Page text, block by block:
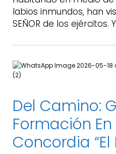
labios inmundos, han
SEÑOR de los ejércitos.
Del Camino:
Formación
Concordia